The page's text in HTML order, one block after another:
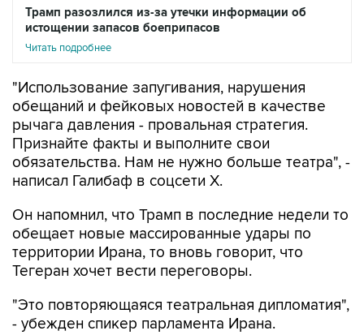
Трамп разозлился из-за утечки информации об
истощении запасов боеприпасов
Читать подробнее
"Использование запугивания, нарушения
обещаний и фейковых новостей в качестве
рычага давления - провальная стратегия.
Признайте факты и выполните свои
обязательства. Нам не нужно больше театра", -
написал Галибаф в соцсети X.
Он напомнил, что Трамп в последние недели то
обещает новые массированные удары по
территории Ирана, то вновь говорит, что
Тегеран хочет вести переговоры.
"Это повторяющаяся театральная дипломатия",
- убежден спикер парламента Ирана.